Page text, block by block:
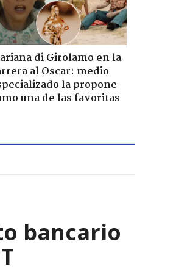
di Girolamo en la
al Oscar: medio
la propone
una de las favoritas
bancario